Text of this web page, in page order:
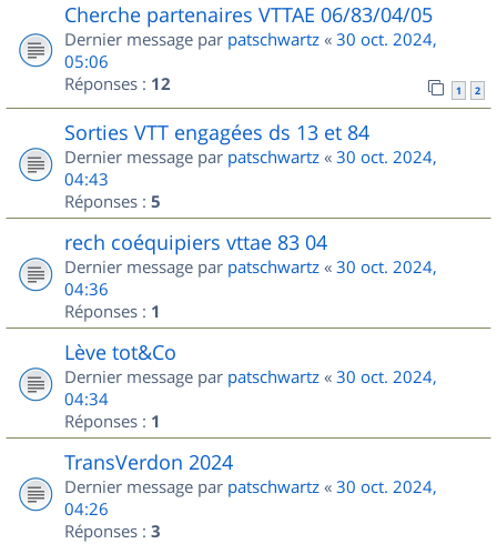
Cherche partenaires VTTAE 06/83/04/05
Dernier message par patschwartz « 30 oct. 2024,
05:06
Réponses : 12 1 2
Sorties VTT engagées ds 13 et 84
Dernier message par patschwartz « 30 oct. 2024,
04:43
Réponses : 5
rech coéquipiers vttae 83 04
Dernier message par patschwartz « 30 oct. 2024,
04:36
Réponses : 1
Lève tot&Co
Dernier message par patschwartz « 30 oct. 2024,
04:34
Réponses : 1
TransVerdon 2024
Dernier message par patschwartz « 30 oct. 2024,
04:26
Réponses : 3